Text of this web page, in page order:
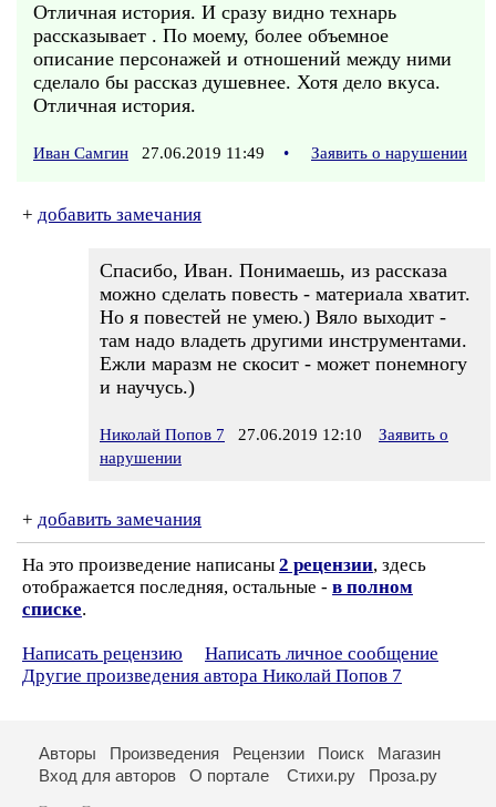
Отличная история. И сразу видно технарь
рассказывает . По моему, более объемное
описание персонажей и отношений между ними
сделало бы рассказ душевнее. Хотя дело вкуса.
Отличная история.
Иван Самгин 27.06.2019 11:49 • Заявить о нарушении
+ добавить замечания
Спасибо, Иван. Понимаешь, из рассказа
можно сделать повесть - материала хватит.
Но я повестей не умею.) Вяло выходит -
там надо владеть другими инструментами.
Ежли маразм не скосит - может понемногу
и научусь.)
Николай Попов 7 27.06.2019 12:10
Заявить о
нарушении
+ добавить замечания
На это произведение написаны 2 рецензии, здесь
отображается последняя, остальные - в полном
списке.
Написать рецензию
Написать личное сообщение
Другие произведения автора Николай Попов 7
Авторы Произведения Рецензии Поиск
Магазин
Вход для авторов
О портале Стихи.ру Проза.ру